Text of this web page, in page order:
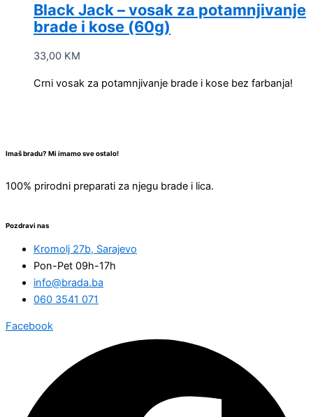
Black Jack – vosak za potamnjivanje
brade i kose (60g)
33,00 KM
Crni vosak za potamnjivanje brade i kose bez farbanja!
Imaš bradu? Mi imamo sve ostalo!
100% prirodni preparati za njegu brade i lica.
Pozdravi nas
Kromolj 27b, Sarajevo
Pon-Pet 09h-17h
info@brada.ba
060 3541 071
Facebook